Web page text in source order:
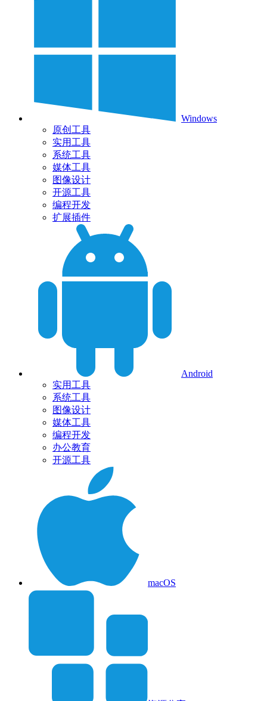
Windows
原创工具
实用工具
系统工具
媒体工具
图像设计
开源工具
编程开发
扩展插件
Android
实用工具
系统工具
图像设计
媒体工具
编程开发
办公教育
开源工具
macOS